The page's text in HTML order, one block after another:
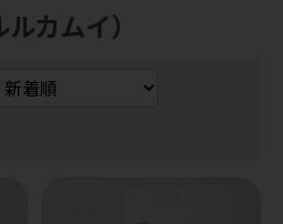
カムイ）